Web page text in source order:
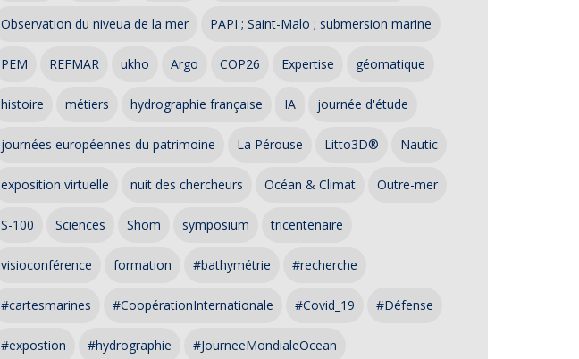
Observation du niveua de la mer PAPI ; Saint-Malo ; submersion marine
PEM REFMAR ukho Argo COP26 Expertise géomatique
histoire métiers hydrographie française IA journée d'étude
journées européennes du patrimoine La Pérouse Litto3D® Nautic
exposition virtuelle nuit des chercheurs Océan & Climat Outre-mer
S-100 Sciences Shom symposium tricentenaire
visioconférence formation #bathymétrie #recherche
#cartesmarines #CoopérationInternationale #Covid_19 #Défense
#expostion #hydrographie #JourneeMondialeOcean